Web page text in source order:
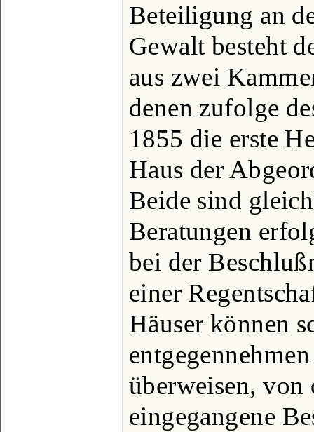
Beteiligung an
Gewalt besteht
aus zwei
denen zufolge
1855 die erste
Haus der
Beide sind
Beratungen
bei der
einer
Häuser können
überweisen, von
eingegangene